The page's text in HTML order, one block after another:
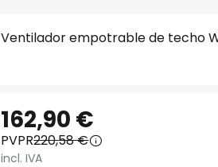
Ventilador empotrable de techo
162,90 €
PVPR220,58 €
incl. IVA